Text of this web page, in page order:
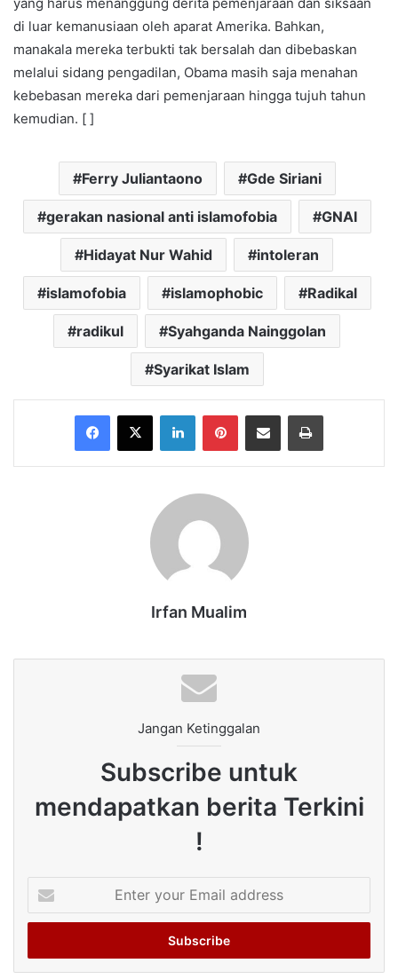
di luar kemanusiaan oleh aparat Amerika. Bahkan,
manakala mereka terbukti tak bersalah dan dibebaskan
melalui sidang pengadilan, Obama masih saja menahan
kebebasan mereka dari pemenjaraan hingga tujuh tahun
kemudian. [ ]
Ferry Juliantaono Gde Siriani
gerakan nasional anti islamofobia GNAI
Hidayat Nur Wahid intoleran
islamofobia islamophobic Radikal
radikul Syahganda Nainggolan
Syarikat Islam
Facebook
X LinkedInPinterestShare via Email Print
Irfan Mualim
Jangan Ketinggalan
Subscribe untuk
mendapatkan berita Terkini
!
your
Email